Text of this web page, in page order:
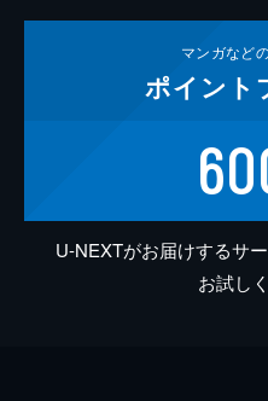
マンガなど
ポイント
U-NEXTがお届けするサ
お試し